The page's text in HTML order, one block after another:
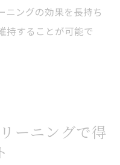
ニングの効果を長持ち
持することが可能で
ーニングで得